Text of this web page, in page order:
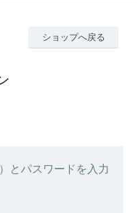
ショップへ戻る
とパスワードを入力